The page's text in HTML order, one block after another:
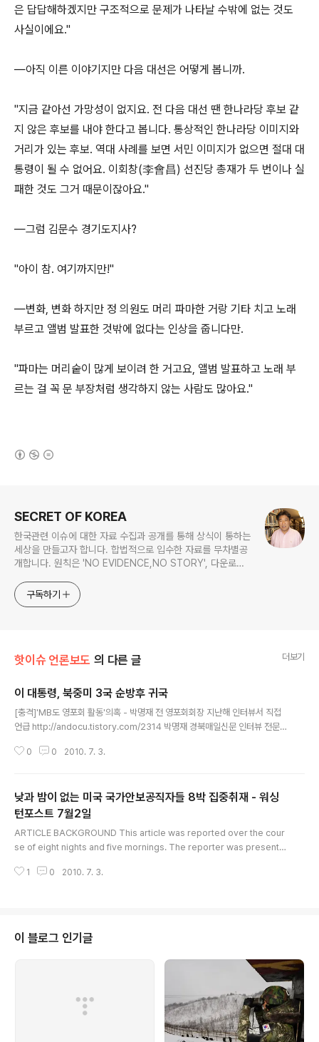
은 답답해하겠지만 구조적으로 문제가 나타날 수밖에 없는 것도
사실이에요."
―아직 이른 이야기지만 다음 대선은 어떻게 봅니까.
"지금 같아선 가망성이 없지요. 전 다음 대선 땐 한나라당 후보 같
지 않은 후보를 내야 한다고 봅니다. 통상적인 한나라당 이미지와
거리가 있는 후보. 역대 사례를 보면 서민 이미지가 없으면 절대 대
통령이 될 수 없어요. 이회창(李會昌) 선진당 총재가 두 번이나 실
패한 것도 그거 때문이잖아요."
―그럼 김문수 경기도지사?
"아이 참. 여기까지만!"
―변화, 변화 하지만 정 의원도 머리 파마한 거랑 기타 치고 노래
부르고 앨범 발표한 것밖에 없다는 인상을 줍니다만.
"파마는 머리숱이 많게 보이려 한 거고요, 앨범 발표하고 노래 부
르는 걸 꼭 문 부장처럼 생각하지 않는 사람도 많아요."
SECRET OF KOREA
한국관련 이슈에 대한 자료 수집과 공개를 통해 상식이 통하는
세상을 만들고자 합니다. 합법적으로 입수한 자료를 무차별공
개합니다. 원칙은 'NO EVIDENCE,NO STORY', 다운로드
jesim56@gmail.com, 안보일때는 구글리더나 RSS로!!
구독하기
핫이슈 언론보도 의 다른 글 더보기
이 대통령, 북중미 3국 순방후 귀국
[충격]'MB도 영포회 활동'의혹 - 박명재 전 영포회회장 지난해 인터뷰서 직접
언급 http://andocu.tistory.com/2314 박명재 경북매일신문 인터뷰 전문
arch=%ubc15%uba85%uc7ac&IDX=110078&DP%24114=1 ------
m/2306 공무원 사조직 영포회 : 형님이 고문 - 대한민국 농단한 제2 하나회 h
ttp://andocu.tistory.com/2..
0 0 2010. 7. 3.
낮과 밤이 없는 미국 국가안보공직자들 8박 집중취재 - 워싱
턴포스트 7월2일
ARTICLE BACKGROUND This article was reported over the cour
se of eight nights and five mornings. The reporter was present a
s indicated at the top of each section. In the section titled "12:35
1 0 2010. 7. 3.
이 블로그 인기글